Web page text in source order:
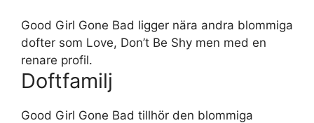
Good Girl Gone Bad ligger nära andra blommiga
dofter som Love, Don’t Be Shy men med en
renare profil.
Doftfamilj
Good Girl Gone Bad tillhör den blommiga